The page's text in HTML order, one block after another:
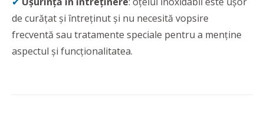
de curățat și întreținut și nu necesită vopsire
frecventă sau tratamente speciale pentru a menține
aspectul și funcționalitatea.